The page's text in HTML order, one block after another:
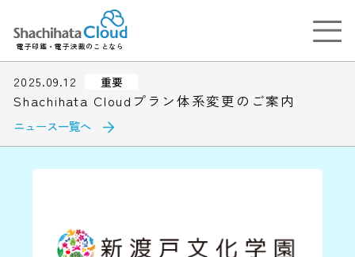
電子印鑑・電子決裁のことなら
2025.09.12 重要
Shachihata Cloudプラン体系変更のご案内
ニュース一覧へ